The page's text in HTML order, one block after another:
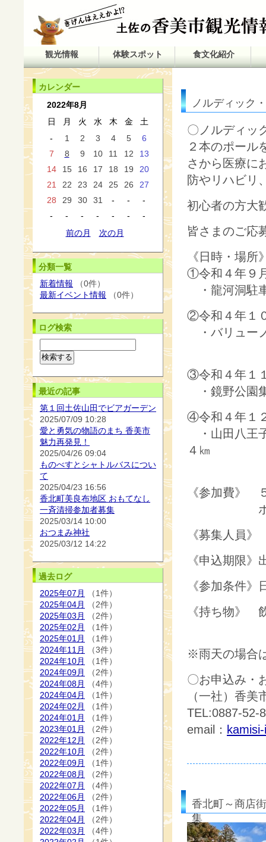
観光情報 体験スポット 食文化紹介
ノルディック
〇ノルディッ
２本のポール
さから医療に
防やリハビリ
初心者の方大
皆さまのご応
《日時・場所
①令和４年９
・龍河洞駐
②令和４年１
・バリュー
③令和４年１
・鏡野公園
④令和４年１
・山田八王
４㎞
《参加費》
ポールレ
《募集人員
《申込期限》
《参加条件
《持ち物》
※雨天の場合
〇お申込み・
（一社）香美
TEL:0887-52-
email：
香北町～商店
集
カレンダー
2022年8月
日
月 火 水 木 金
土
-
1 2 3 4 5
6
7
8 9 10 11 12
13
14
15 16 17 18 19
20
21
22 23 24 25 26
27
28
29 30 31 - -
-
-
- - - - -
-
前の月
次の月
分類一覧
新着情報 （0件）
最新イベント情報 （0件）
ログ検索
最近の記事
第１回土佐山田でビアガーデン
2025/07/09 10:28
愛と勇気の物語のまち 香美市
魅力再発見！
2025/04/26 09:04
ものべすとシャトルバスについ
て
2025/04/23 16:56
香北町美良布地区 おもてなし
一斉清掃参加者募集
2025/03/14 10:00
おつまみ神社
2025/03/12 14:22
過去ログ
2025年07月
（1件）
2025年04月
（2件）
2025年03月
（2件）
2025年02月
（1件）
2025年01月
（1件）
2024年11月
（3件）
2024年10月
（1件）
2024年09月
（2件）
2024年08月
（4件）
2024年04月
（1件）
2024年02月
（1件）
2024年01月
（1件）
2023年01月
（2件）
2022年12月
（2件）
2022年10月
（2件）
2022年09月
（1件）
2022年08月
（2件）
2022年07月
（4件）
2022年06月
（2件）
2022年05月
（1件）
2022年04月
（2件）
2022年03月
（4件）